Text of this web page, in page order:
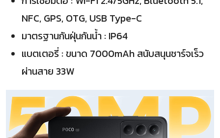
NFC, GPS, OTG, USB Type-C
มาตรฐานกันฝุ่นกันน้ำ : IP64
แบตเตอรี่ : ขนาด 7000mAh สนับสนุนชาร์จเร็ว
ผ่านสาย 33W